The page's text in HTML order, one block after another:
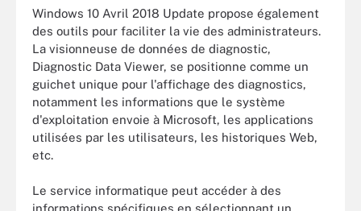
Windows 10 Avril 2018 Update propose également
des outils pour faciliter la vie des administrateurs.
La visionneuse de données de diagnostic,
Diagnostic Data Viewer, se positionne comme un
guichet unique pour l'affichage des diagnostics,
notamment les informations que le système
d'exploitation envoie à Microsoft, les applications
utilisées par les utilisateurs, les historiques Web,
etc.
Le service informatique peut accéder à des
informations spécifiques en sélectionnant un